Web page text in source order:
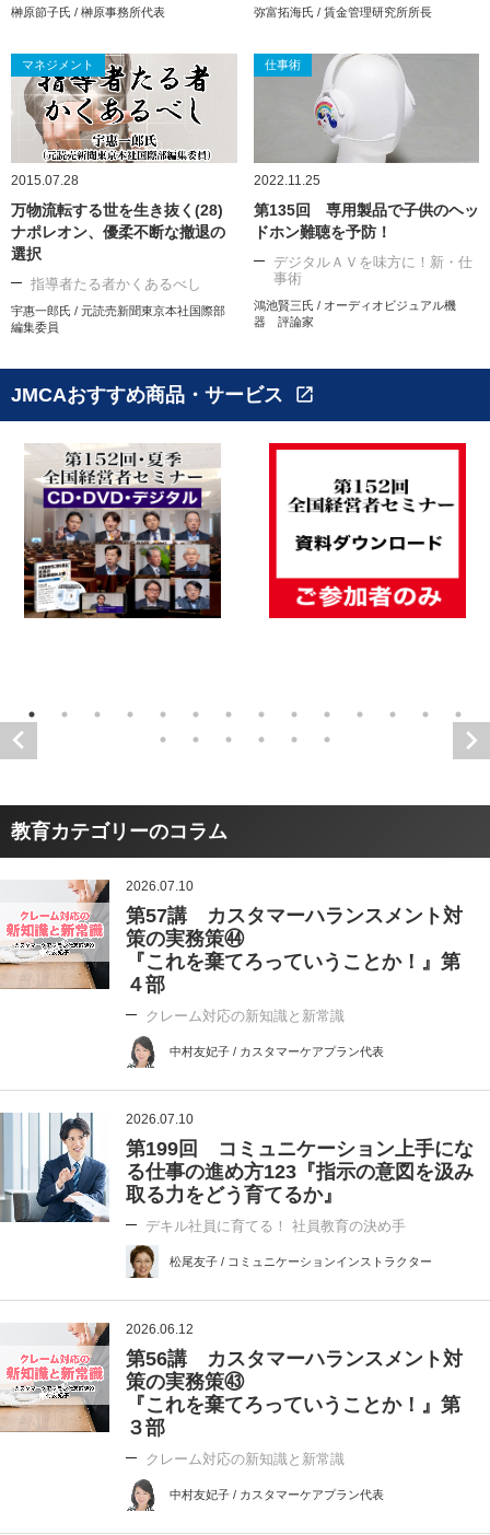
榊原節子氏 / 榊原事務所代表 弥富拓海氏 / 賃金管理研究所所長
マネジメント
2015.07.28
万物流転する世を生き抜く(28)
ナポレオン、優柔不断な撤退の
選択
指導者たる者かくあるべし
宇惠一郎氏 / 元読売新聞東京本社国際部
編集委員
仕事術
2022.11.25
第135回 専用製品で子供のヘッ
ドホン難聴を予防！
デジタルＡＶを味方に！新・仕
事術
鴻池賢三氏 / オーディオビジュアル機
器 評論家
JMCAおすすめ商品・サービス open_in_new
教育カテゴリーのコラム
2026.07.10
第57講 カスタマーハランスメント対
策の実務策㊹
『これを棄てろっていうことか！』第
４部
クレーム対応の新知識と新常識
中村友妃子 / カスタマーケアプラン代表
2026.07.10
第199回 コミュニケーション上手にな
る仕事の進め方123『指示の意図を汲み
取る力をどう育てるか』
デキル社員に育てる！ 社員教育の決め手
松尾友子 / コミュニケーションインストラクター
2026.06.12
第56講 カスタマーハランスメント対
策の実務策㊸
『これを棄てろっていうことか！』第
３部
クレーム対応の新知識と新常識
中村友妃子 / カスタマーケアプラン代表